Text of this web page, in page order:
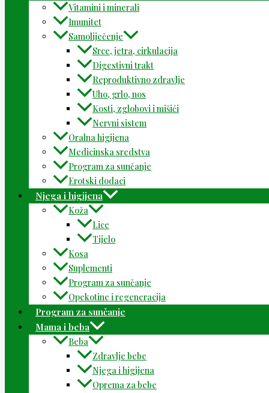
Vitamini i minerali
Imunitet
Samoliječenje
Srce, jetra, cirkulacija
Digestivni trakt
Reproduktivno zdravlje
Uho, grlo, nos
Kosti, zglobovi i mišići
Nervni sistem
Oralna higijena
Medicinska sredstva
Program za sunčanje
Erotski dodaci
Njega i higijena
Koža
Lice
Tijelo
Kosa
Suplementi
Program za sunčanje
Opekotine i regeneracija
Program za sunčanje
Mama i beba
Beba
Zdravlje bebe
Njega i higijena
Oprema za bebe